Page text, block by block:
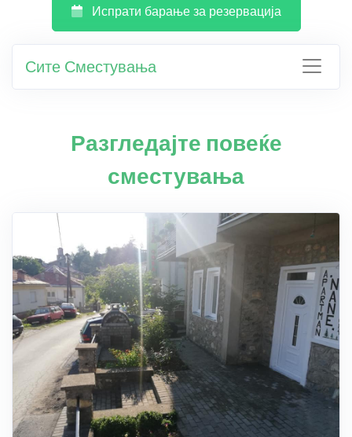
Испрати барање за резервација
Сите Сместувања
Разгледајте повеќе
сместувања